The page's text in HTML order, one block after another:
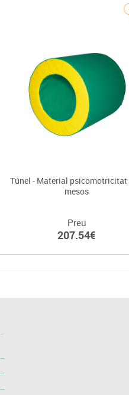
Túnel - Material psicomotricitat
mesos
Preu
207.54€